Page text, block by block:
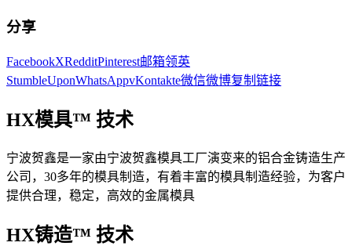
分享
FacebookXRedditPinterest邮箱领英
StumbleUponWhatsAppvKontakte微信微博复制链接
HX模具™ 技术
宁波贺鑫是一家由宁波贺鑫模具工厂演变来的铝合金铸造生产
公司，30多年的模具制造，有着丰富的模具制造经验，为客户
提供合理，稳定，高效的金属模具
HX铸造™ 技术